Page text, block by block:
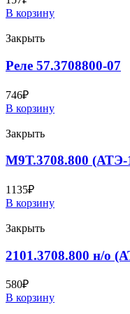
В корзину
Закрыть
Реле 57.3708800-07
746₽
В корзину
Закрыть
М9Т.3708.800 (АТЭ-
1135₽
В корзину
Закрыть
2101.3708.800 н/о
580₽
В корзину